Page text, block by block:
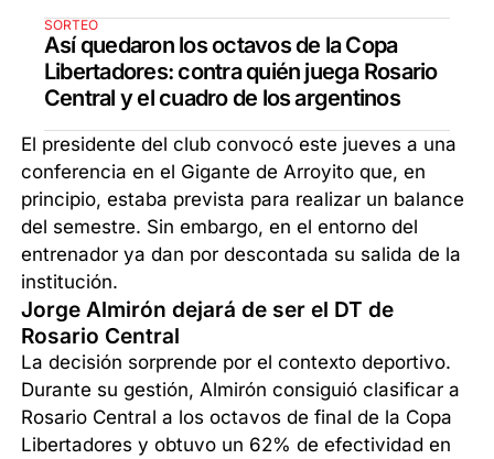
SORTEO
Así quedaron los octavos de la Copa
Libertadores: contra quién juega Rosario
Central y el cuadro de los argentinos
El presidente del club convocó este jueves a una
conferencia en el Gigante de Arroyito que, en
principio, estaba prevista para realizar un balance
del semestre. Sin embargo, en el entorno del
entrenador ya dan por descontada su salida de la
institución.
Jorge Almirón dejará de ser el DT de
Rosario Central
La decisión sorprende por el contexto deportivo.
Durante su gestión, Almirón consiguió clasificar a
Rosario Central a los octavos de final de la Copa
Libertadores y obtuvo un 62% de efectividad en